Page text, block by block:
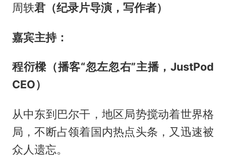
周轶君（纪录片导演，写作者）
嘉宾主持：
程衍樑（播客“忽左忽右”主播，JustPod
CEO）
从中东到巴尔干，地区局势搅动着世界格
局，不断占领着国内热点头条，又迅速被
众人遗忘。